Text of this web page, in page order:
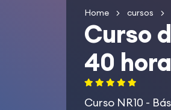
Home cursos
Curso
40
Curso NR10 -